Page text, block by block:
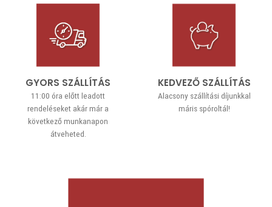
GYORS SZÁLLÍTÁS
11:00 óra előtt leadott
rendeléseket akár már a
következő munkanapon
átveheted.
KEDVEZŐ SZÁLLÍTÁS
Alacsony szállítási díjunkkal
máris spóroltál!